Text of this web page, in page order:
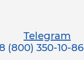
Telegram
8 (800) 350-10-86